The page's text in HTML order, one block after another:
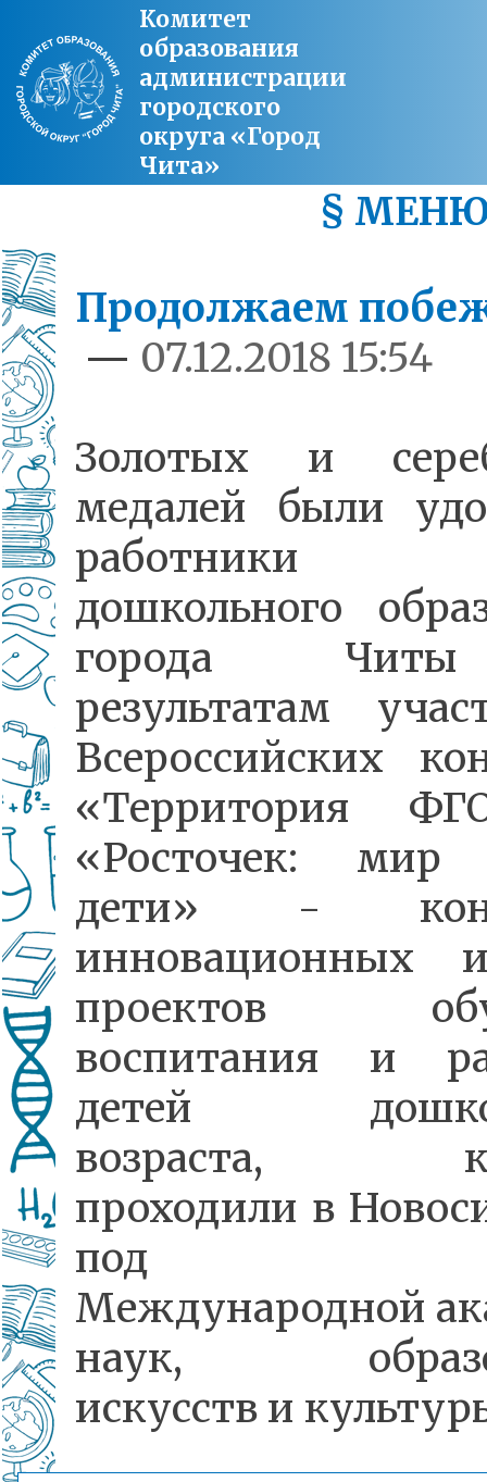
Комитет
образования
администрации
городского
округа «Город
Чита»
§
Продолжаем
— 07.12.2018 15:54
Золотых и
медалей были
работники
дошкольного
города
результатам
Всероссийских
«Территория
«Росточек: мир
дети» -
инновационных
проектов
воспитания и
детей
возраста,
проходили в
под
Международной
наук,
искусств и